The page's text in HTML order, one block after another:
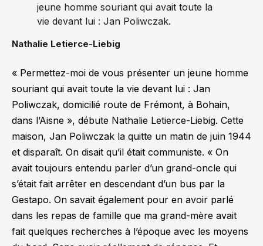
jeune homme souriant qui avait toute la
vie devant lui : Jan Poliwczak.
Nathalie Letierce-Liebig
« Permettez-moi de vous présenter un jeune homme
souriant qui avait toute la vie devant lui : Jan
Poliwczak, domicilié route de Frémont, à Bohain,
dans l’Aisne », débute Nathalie Letierce-Liebig. Cette
maison, Jan Poliwczak la quitte un matin de juin 1944
et disparaît. On disait qu’il était communiste. « On
avait toujours entendu parler d’un grand-oncle qui
s’était fait arrêter en descendant d’un bus par la
Gestapo. On savait également pour en avoir parlé
dans les repas de famille que ma grand-mère avait
fait quelques recherches à l’époque avec les moyens